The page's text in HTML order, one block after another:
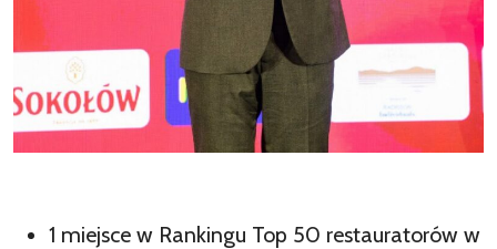
1 miejsce w Rankingu Top 50 restauratorów w